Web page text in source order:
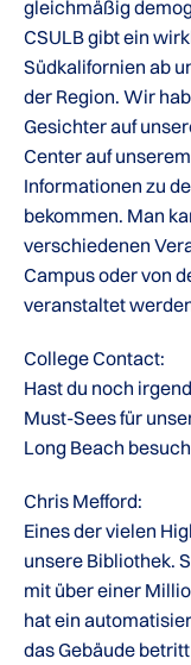
gleichmäßig
CSULB gibt ein
Südkalifornien ab
der Region. Wir
Gesichter auf
Center auf
Informationen zu
bekommen. Man
verschiedenen
Campus oder von
veranstaltet
College Contact:
Hast du noch
Must-Sees für
Long Beach
Chris Mefford:
Eines der vielen
unsere Bibliothek.
mit über einer
hat ein
das Gebäude